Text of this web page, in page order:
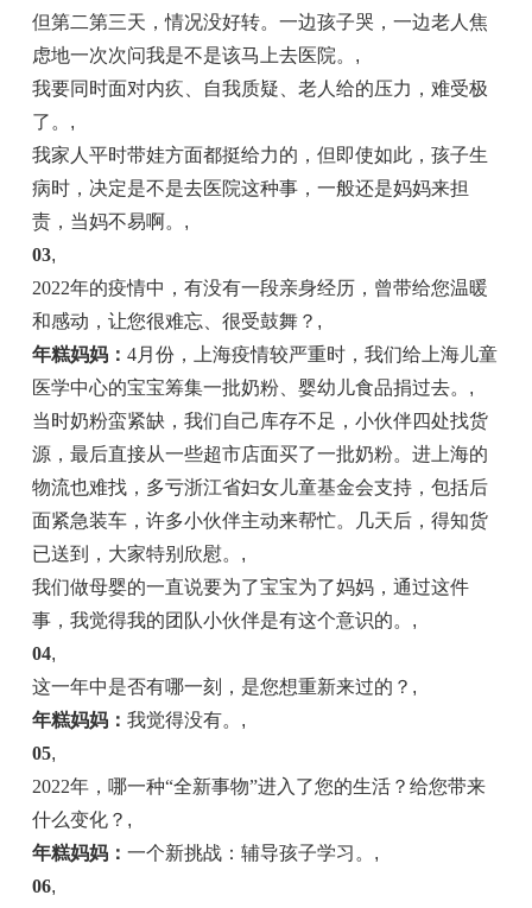
但第二第三天，情况没好转。一边孩子哭，一边老人焦
虑地一次次问我是不是该马上去医院。 ,
我要同时面对内疚、自我质疑、老人给的压力，难受极
了。 ,
我家人平时带娃方面都挺给力的，但即使如此，孩子生
病时，决定是不是去医院这种事，一般还是妈妈来担
责，当妈不易啊。 ,
03,
2022年的疫情中，有没有一段亲身经历，曾带给您温暖
和感动，让您很难忘、很受鼓舞？ ,
年糕妈妈： 4月份，上海疫情较严重时，我们给上海儿童
医学中心的宝宝筹集一批奶粉、婴幼儿食品捐过去。 ,
当时奶粉蛮紧缺，我们自己库存不足，小伙伴四处找货
源，最后直接从一些超市店面买了一批奶粉。进上海的
物流也难找，多亏浙江省妇女儿童基金会支持，包括后
面紧急装车，许多小伙伴主动来帮忙。几天后，得知货
已送到，大家特别欣慰。 ,
我们做母婴的一直说要为了宝宝为了妈妈，通过这件
事，我觉得我的团队小伙伴是有这个意识的。 ,
04,
这一年中是否有哪一刻，是您想重新来过的？ ,
年糕妈妈： 我觉得没有。 ,
05,
2022年，哪一种“全新事物”进入了您的生活？给您带来
什么变化？ ,
年糕妈妈： 一个新挑战：辅导孩子学习。 ,
06,